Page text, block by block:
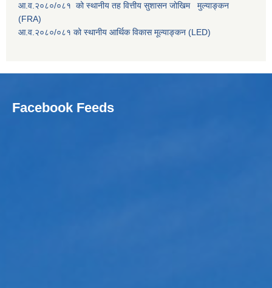
आ.व.२०८०/०८१ को स्थानीय तह वित्तीय सुशासन जोखिम मुल्याङ्कन
(FRA)
आ.व.२०८०/०८१ को स्थानीय आर्थिक विकास मूल्याङ्कन (LED)
Facebook Feeds